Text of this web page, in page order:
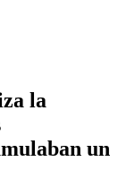
la
un